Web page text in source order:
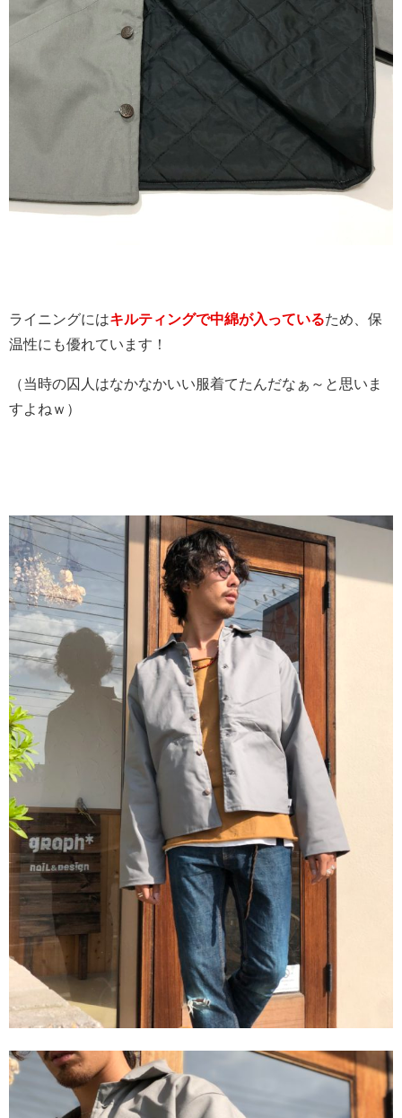
ライニングにはキルティングで中綿が入っているため、保
温性にも優れています！
（当時の囚人はなかなかいい服着てたんだなぁ～と思いま
すよねｗ）